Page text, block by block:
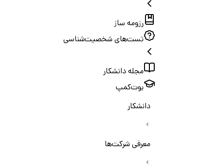
رزومه ساز
تست‌های شخصیت‌شناسی
مجله دانشکار
بوت‌کمپ
دانشکار
معرفی شرکت‌ها